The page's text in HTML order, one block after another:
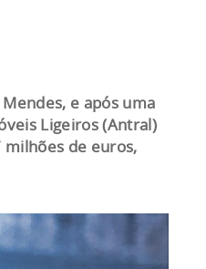
e após uma
Ligeiros (Antral)
milhões de euros,